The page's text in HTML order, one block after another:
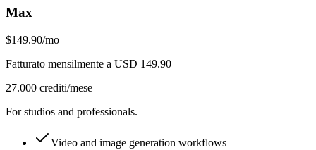
Max
$149.90/mo
Fatturato mensilmente a USD 149.90
27.000 crediti/mese
For studios and professionals.
Video and image generation workflows